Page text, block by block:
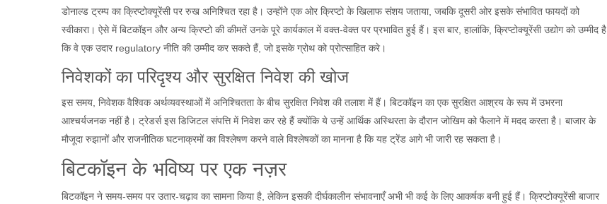
डोनाल्ड ट्रम्प का क्रिप्टोक्यूरेंसी पर रुख अनिश्चित रहा है। उन्होंने एक ओर क्रिप्टो के खिलाफ संशय जताया, जबकि दूसरी ओर इसके संभावित फायदों को
स्वीकारा। ऐसे में बिटकॉइन और अन्य क्रिप्टो की कीमतें उनके पूरे कार्यकाल में वक्त-वेक्त पर प्रभावित हुई हैं। इस बार, हालांकि, क्रिप्टोक्यूरेंसी उद्योग को उम्मीद है
कि वे एक उदार regulatory नीति की उम्मीद कर सकते हैं, जो इसके ग्रोथ को प्रोत्साहित करे।
निवेशकों का परिदृश्य और सुरक्षित निवेश की खोज
इस समय, निवेशक वैश्विक अर्थव्यवस्थाओं में अनिश्चितता के बीच सुरक्षित निवेश की तलाश में हैं। बिटकॉइन का एक सुरक्षित आश्रय के रूप में उभरना
आश्चर्यजनक नहीं है। ट्रेडर्स इस डिजिटल संपत्ति में निवेश कर रहे हैं क्योंकि ये उन्हें आर्थिक अस्थिरता के दौरान जोखिम को फैलाने में मदद करता है। बाजार के
मौजूदा रुझानों और राजनीतिक घटनाक्रमों का विश्लेषण करने वाले विश्लेषकों का मानना है कि यह ट्रेंड आगे भी जारी रह सकता है।
बिटकॉइन के भविष्य पर एक नज़र
बिटकॉइन ने समय-समय पर उतार-चढ़ाव का सामना किया है, लेकिन इसकी दीर्घकालीन संभावनाएँ अभी भी कई के लिए आकर्षक बनी हुई हैं। क्रिप्टोक्यूरेंसी बाजार